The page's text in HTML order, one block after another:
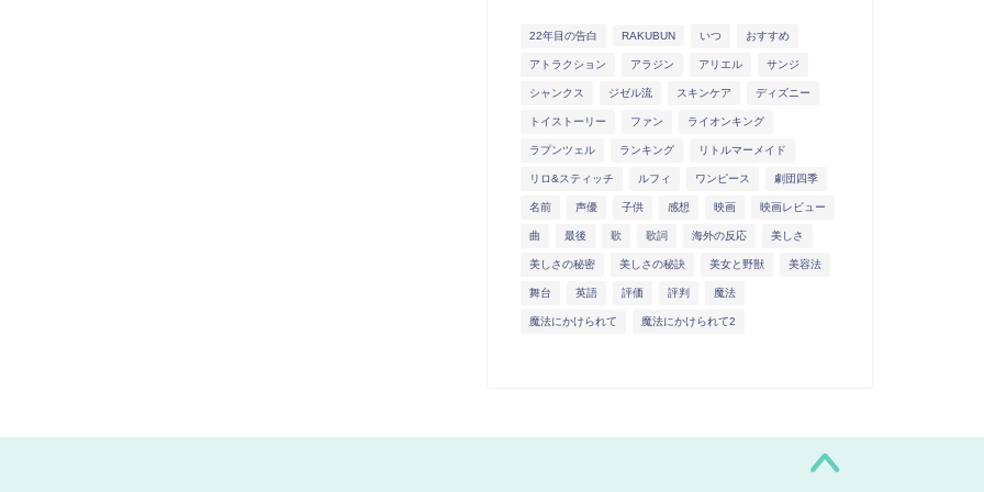
22年目の告白 RAKUBUN いつ おすすめ
アトラクション アラジン アリエル サンジ
シャンクス ジゼル流 スキンケア ディズニー
トイストーリー ファン ライオンキング
ラプンツェル ランキング リトルマーメイド
リロ&スティッチ ルフィ ワンピース 劇団四季
名前 声優 子供 感想 映画 映画レビュー
曲 最後 歌 歌詞 海外の反応 美しさ
美しさの秘密 美しさの秘訣 美女と野獣 美容法
舞台 英語 評価 評判 魔法
魔法にかけられて 魔法にかけられて2